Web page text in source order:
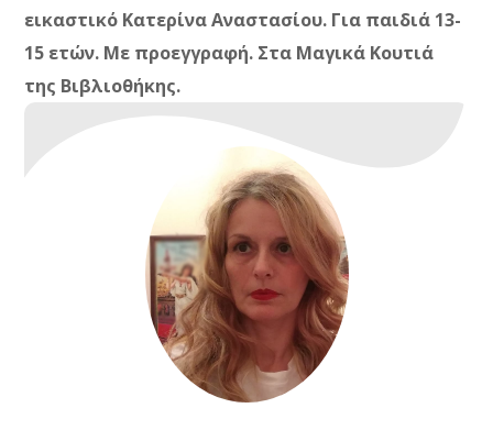
εικαστικό Κατερίνα Αναστασίου. Για παιδιά 13-
15 ετών. Με προεγγραφή. Στα Μαγικά Κουτιά
της Βιβλιοθήκης.